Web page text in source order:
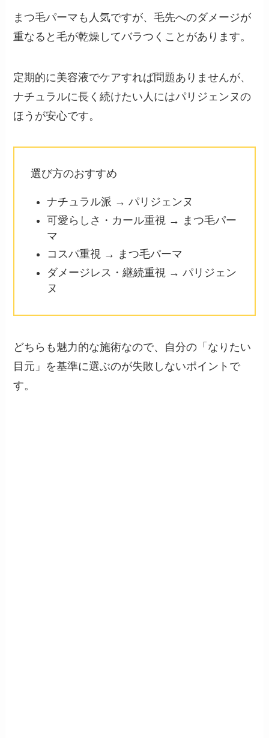
まつ毛パーマも人気ですが、毛先へのダメージが
重なると毛が乾燥してバラつくことがあります。
定期的に美容液でケアすれば問題ありませんが、
ナチュラルに長く続けたい人にはパリジェンヌの
ほうが安心です。
選び方のおすすめ
ナチュラル派 → パリジェンヌ
可愛らしさ・カール重視 → まつ毛パー
マ
コスパ重視 → まつ毛パーマ
ダメージレス・継続重視 → パリジェン
ヌ
どちらも魅力的な施術なので、自分の「なりたい
目元」を基準に選ぶのが失敗しないポイントで
す。